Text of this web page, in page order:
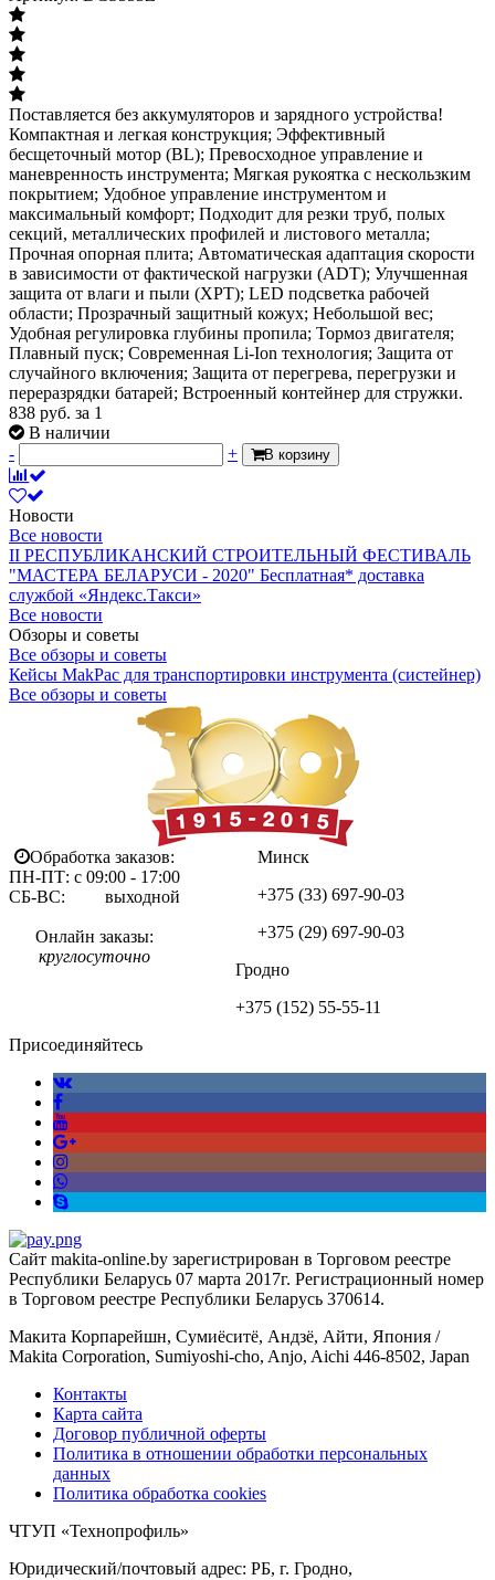
Поставляется без аккумуляторов и зарядного устройства!
Компактная и легкая конструкция; Эффективный
бесщеточный мотор (BL); Превосходное управление и
маневренность инструмента; Мягкая рукоятка с нескользким
покрытием; Удобное управление инструментом и
максимальный комфорт; Подходит для резки труб, полых
секций, металлических профилей и листового металла;
Прочная опорная плита; Автоматическая адаптация скорости
в зависимости от фактической нагрузки (ADT); Улучшенная
защита от влаги и пыли (XPT); LED подсветка рабочей
области; Прозрачный защитный кожух; Небольшой вес;
Удобная регулировка глубины пропила; Тормоз двигателя;
Плавный пуск; Современная Li-Ion технология; Защита от
случайного включения; Защита от перегрева, перегрузки и
переразрядки батарей; Встроенный контейнер для стружки.
838 руб. за 1
В наличии
-
+ В корзину
Новости
Все новости
II РЕСПУБЛИКАНСКИЙ СТРОИТЕЛЬНЫЙ ФЕСТИВАЛЬ
"МАСТЕРА БЕЛАРУСИ - 2020" Бесплатная* доставка
службой «Яндекс.Такси»
Все новости
Обзоры и советы
Все обзоры и советы
Кейсы MakPac для транспортировки инструмента (систейнер)
Все обзоры и советы
Обработка заказов:
ПН-ПТ: с 09:00 - 17:00
СБ-ВС: выходной
Онлайн заказы:
круглосуточно
Минск
+375 (33) 697-90-03
+375 (29) 697-90-03
Гродно
+375 (152) 55-55-11
Присоединяйтесь
Сайт makita-online.by зарегистрирован в Торговом реестре
Республики Беларусь 07 марта 2017г. Регистрационный номер
в Торговом реестре Республики Беларусь 370614.
Макита Корпарейшн, Сумиёситё, Андзё, Айти, Япония /
Makita Corporation, Sumiyoshi-cho, Anjo, Aichi 446-8502, Japan
Контакты
Карта сайта
Договор публичной оферты
Политика в отношении обработки персональных
данных
Политика обработка cookies
ЧТУП «Технопрофиль»
Юридический/почтовый адрес: РБ, г. Гродно,